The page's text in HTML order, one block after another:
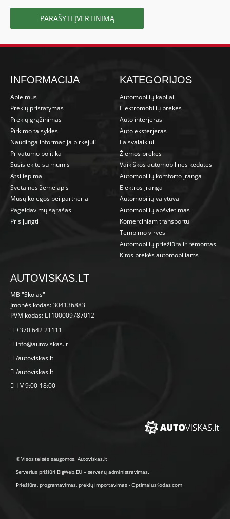
PARAŠYTI ĮVERTINIMĄ
INFORMACIJA
Apie mus
Prekių pristatymas
Prekių grąžinimas
Pirkimo taisyklės
Naudinga informacija pirkėjui!
Privatumo politika
Susisiekite su mumis
Atsiliepimai
Svetainės žemėlapis
Mūsų kolegos bei partneriai
Pageidavimų sąrašas
Prisijungti
KATEGORIJOS
Automobilių kabliai
Elektromobilių prekės
Auto interjeras
Auto eksterjeras
Laisvalaikiui
Žiemos prekės
Vaikiškos automobilinės kėdutės
Automobilių komforto įranga
Elektros įranga
Automobilių valytuvai
Automobilių apšvietimas
Komerciniam transportui
Tempimo virvės
Automobilių priežiūra ir remontas
Kitos prekės automobiliams
AUTOVISKAS.LT
MB "Skolas"
Įmonės kodas: 304136883
PVM kodas: LT100009787012
+370 642 21111
info@autoviskas.lt
/autoviskas.lt
/autoviskas.lt
I-V 9:00-18:00
© Visos teisės saugomos. Autoviskas.lt
Serverius prižiūri BigWeb.EU – serverių administravimas.
Priežiūra, programavimas prekių importavimas-OptimalusKodas.com